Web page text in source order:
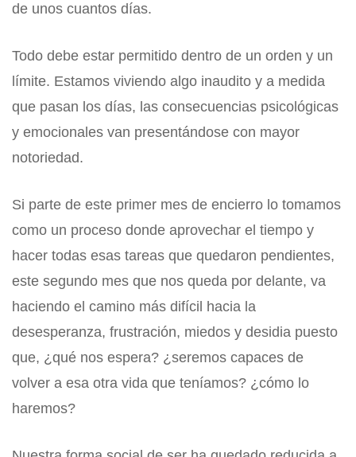
de unos cuantos días.
Todo debe estar permitido dentro de un orden y un
límite. Estamos viviendo algo inaudito y a medida
que pasan los días, las consecuencias psicológicas
y emocionales van presentándose con mayor
notoriedad.
Si parte de este primer mes de encierro lo tomamos
como un proceso donde aprovechar el tiempo y
hacer todas esas tareas que quedaron pendientes,
este segundo mes que nos queda por delante, va
haciendo el camino más difícil hacia la
desesperanza, frustración, miedos y desidia puesto
que, ¿qué nos espera? ¿seremos capaces de
volver a esa otra vida que teníamos? ¿cómo lo
haremos?